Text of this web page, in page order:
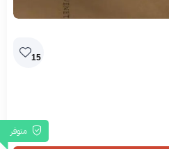
15
متوفر